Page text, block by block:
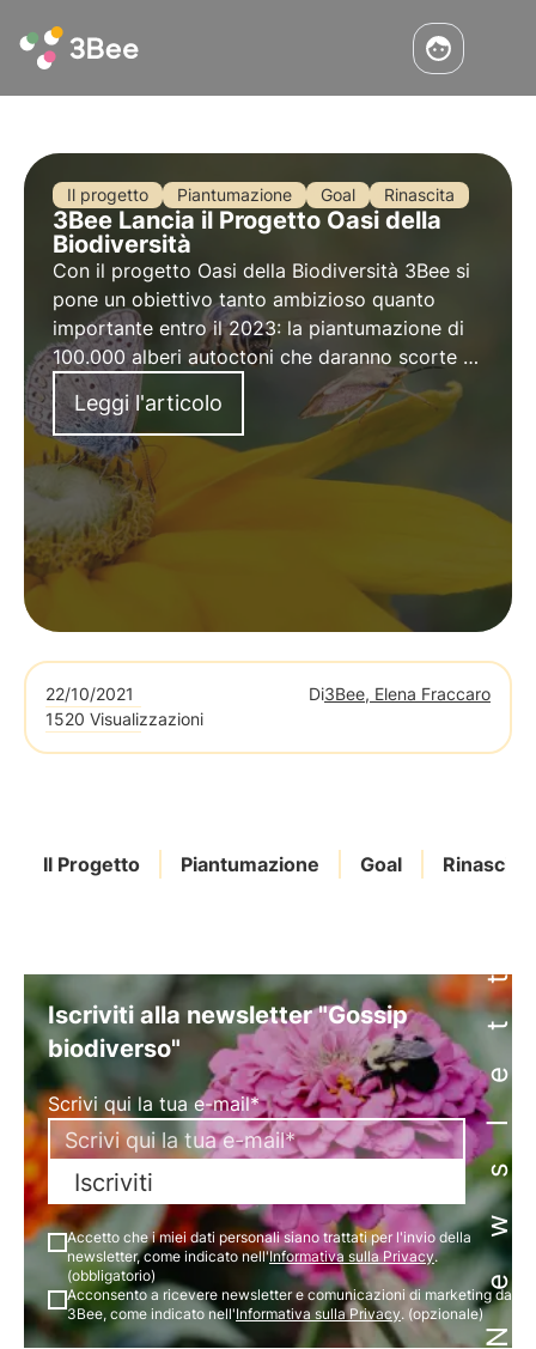
Il progetto Piantumazione Goal Rinascita
3Bee Lancia il Progetto Oasi della
Biodiversità
Con il progetto Oasi della Biodiversità 3Bee si
pone un obiettivo tanto ambizioso quanto
importante entro il 2023: la piantumazione di
100.000 alberi autoctoni che daranno scorte di
nettare a un equivalente di circa 3.500 alveari,
assorbendo circa 10 mila tonnellate di CO2
all'anno.
Leggi l'articolo
22/10/2021 Di3Bee, Elena Fraccaro
1520 Visualizzazioni
Il Progetto Piantumazione Goal Rinascita
Newsletter
Iscriviti alla newsletter "Gossip
biodiverso"
Scrivi qui la tua e-mail*
Iscriviti
Accetto che i miei dati personali siano trattati per l'invio della
newsletter, come indicato nell'Informativa sulla Privacy.
(obbligatorio)
Acconsento a ricevere newsletter e comunicazioni di marketing da
3Bee, come indicato nell'Informativa sulla Privacy. (opzionale)